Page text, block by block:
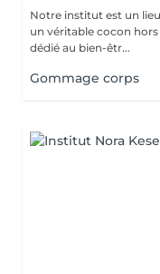
Notre institut est un
un véritable cocon
dédié au bien-êtr...
Gommage corps